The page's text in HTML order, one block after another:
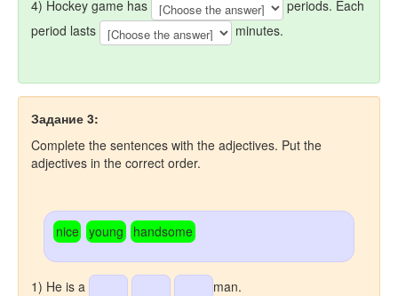
4) Hockey game has
periods. Each
period lasts
minutes.
Задание 3:
Complete the sentences with the adjectives. Put the
adjectives in the correct order.
nice young handsome
1) He is a man.